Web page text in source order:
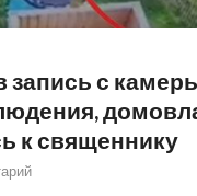
запись с
к священнику